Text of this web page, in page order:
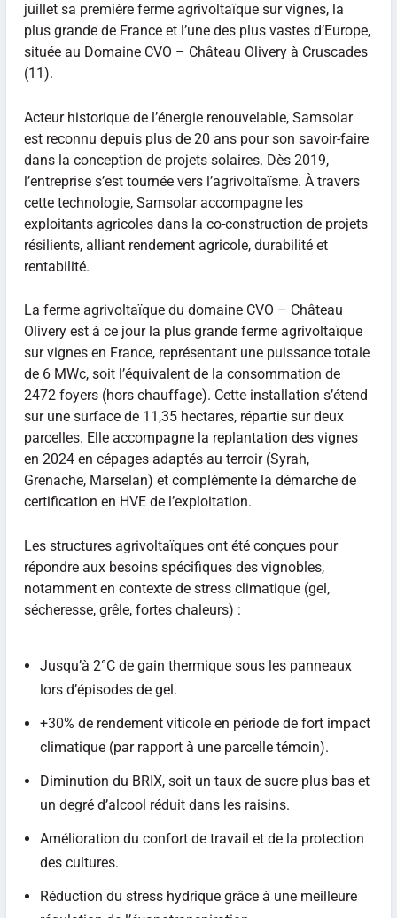
juillet sa première ferme agrivoltaïque sur vignes, la
plus grande de France et l’une des plus vastes d’Europe,
située au Domaine CVO – Château Olivery à Cruscades
(11).
Acteur historique de l’énergie renouvelable, Samsolar
est reconnu depuis plus de 20 ans pour son savoir-faire
dans la conception de projets solaires. Dès 2019,
l’entreprise s’est tournée vers l’agrivoltaïsme. À travers
cette technologie, Samsolar accompagne les
exploitants agricoles dans la co-construction de projets
résilients, alliant rendement agricole, durabilité et
rentabilité.
La ferme agrivoltaïque du domaine CVO – Château
Olivery est à ce jour la plus grande ferme agrivoltaïque
sur vignes en France, représentant une puissance totale
de 6 MWc, soit l’équivalent de la consommation de
2472 foyers (hors chauffage). Cette installation s’étend
sur une surface de 11,35 hectares, répartie sur deux
parcelles. Elle accompagne la replantation des vignes
en 2024 en cépages adaptés au terroir (Syrah,
Grenache, Marselan) et complémente la démarche de
certification en HVE de l’exploitation.
Les structures agrivoltaïques ont été conçues pour
répondre aux besoins spécifiques des vignobles,
notamment en contexte de stress climatique (gel,
sécheresse, grêle, fortes chaleurs) :
Jusqu’à 2°C de gain thermique sous les panneaux
lors d’épisodes de gel.
+30% de rendement viticole en période de fort impact
climatique (par rapport à une parcelle témoin).
Diminution du BRIX, soit un taux de sucre plus bas et
un degré d’alcool réduit dans les raisins.
Amélioration du confort de travail et de la protection
des cultures.
Réduction du stress hydrique grâce à une meilleure